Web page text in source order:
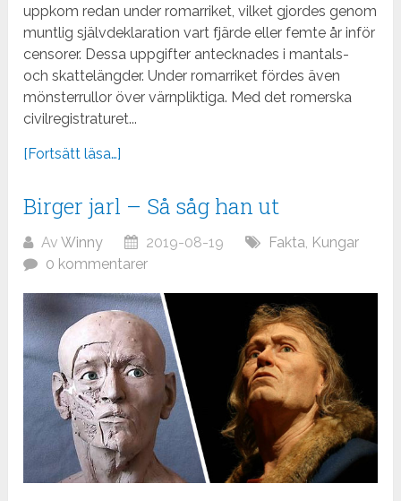
uppkom redan under romarriket, vilket gjordes genom
muntlig självdeklaration vart fjärde eller femte år inför
censorer. Dessa uppgifter antecknades i mantals-
och skattelängder. Under romarriket fördes även
mönsterrullor över värnpliktiga. Med det romerska
civilregistraturet...
[Fortsätt läsa…]
Birger jarl – Så såg han ut
AvWinny 2019-08-19 Fakta, Kungar
0 kommentarer